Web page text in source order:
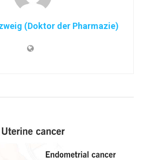
(Doktor der Pharmazie)